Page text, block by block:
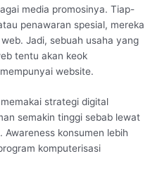
media promosinya. Tiap-
penawaran spesial, mereka
Jadi, sebuah usaha yang
tentu akan keok
website.
strategi digital
semakin tinggi sebab lewat
konsumen lebih
komputerisasi